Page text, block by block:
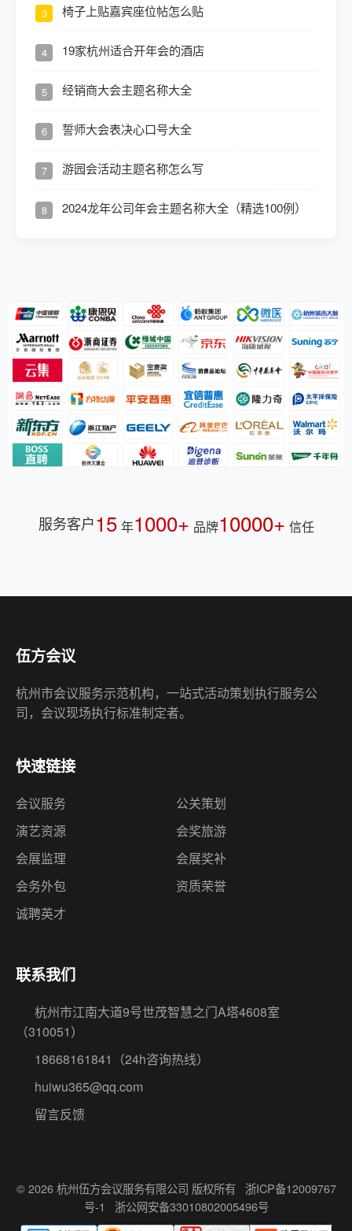
3 椅子上贴嘉宾座位帖怎么贴
4 19家杭州适合开年会的酒店
5 经销商大会主题名称大全
6 誓师大会表决心口号大全
7 游园会活动主题名称怎么写
8 2024龙年公司年会主题名称大全（精选100例）
服务客户15 年1000+ 品牌10000+ 信任
伍方会议
杭州市会议服务示范机构，一站式活动策划执行服务公
司，会议现场执行标准制定者。
快速链接
会议服务
公关策划
演艺资源
会奖旅游
会展监理
会展奖补
会务外包
资质荣誉
诚聘英才
联系我们
杭州市江南大道9号世茂智慧之门A塔4608室
（310051）
18668161841
（24h咨询热线）
huiwu365@qq.com
留言反馈
© 2026 杭州伍方会议服务有限公司 版权所有 浙ICP备12009767
号-1
浙公网安备33010802005496号